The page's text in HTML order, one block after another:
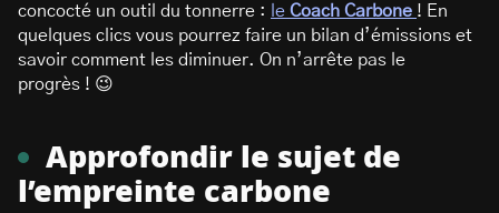
concocté un outil du tonnerre :
le Coach Carbone ! En
quelques clics vous pourrez faire un bilan d’émissions et
savoir comment les diminuer. On n’arrête pas le
progrès ! 😉
Approfondir le sujet de
l’empreinte carbone